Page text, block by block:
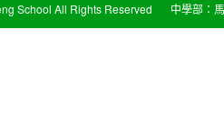
School All Rights Reserved 中學部：